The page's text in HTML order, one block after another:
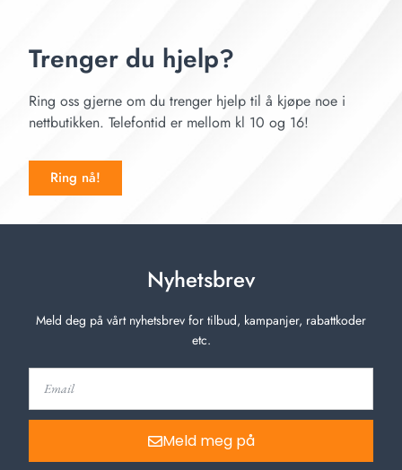
Trenger du hjelp?
Ring oss gjerne om du trenger hjelp til å kjøpe noe i
nettbutikken. Telefontid er mellom kl 10 og 16!
Ring nå!
Nyhetsbrev
Meld deg på vårt nyhetsbrev for tilbud, kampanjer, rabattkoder
etc.
Meld meg på